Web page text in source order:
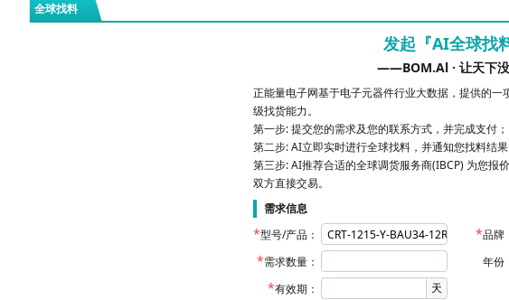
全球找料
发起『AI全球找
——BOM.Al · 让天下
正能量电子网基于电子元器件行业大数据，提供的
级找货能力。
第一步: 提交您的需求及您的联系方式，并完成支付；
第二步: AI立即实时进行全球找料，并通知您找料结果
第三步: AI推荐合适的全球调货服务商(IBCP) 为您报
双方直接交易。
需求信息
型号/产品：
品牌
需求数量：
年份
有效期：
天